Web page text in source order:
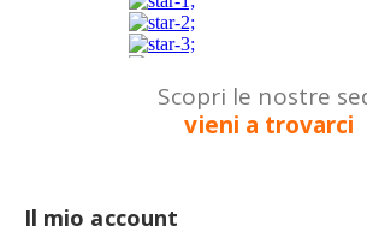
Scopri le nostre
vieni a trovarci
Il mio account